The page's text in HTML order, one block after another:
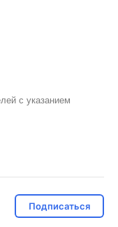
с указанием
Подписаться